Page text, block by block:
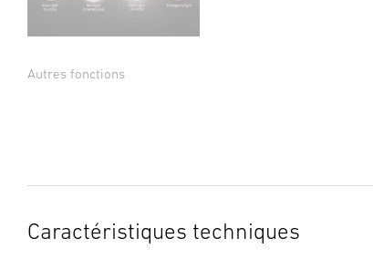
Autres fonctions
Caractéristiques techniques